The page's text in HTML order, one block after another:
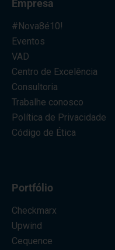
Empresa
#Nova8é10!
Eventos
VAD
Centro de Excelência
Consultoria
Trabalhe conosco
Política de Privacidade
Código de Ética
Portfólio
Checkmarx
Upwind
Cequence